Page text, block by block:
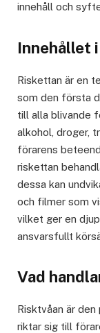
innehåll och
Innehållet
Riskettan är en
som den första
till alla blivande
alkohol, droger,
förarens
riskettan
dessa kan
och filmer som
vilket ger en
ansvarsfullt
Vad
Risktvåan är
riktar sig till